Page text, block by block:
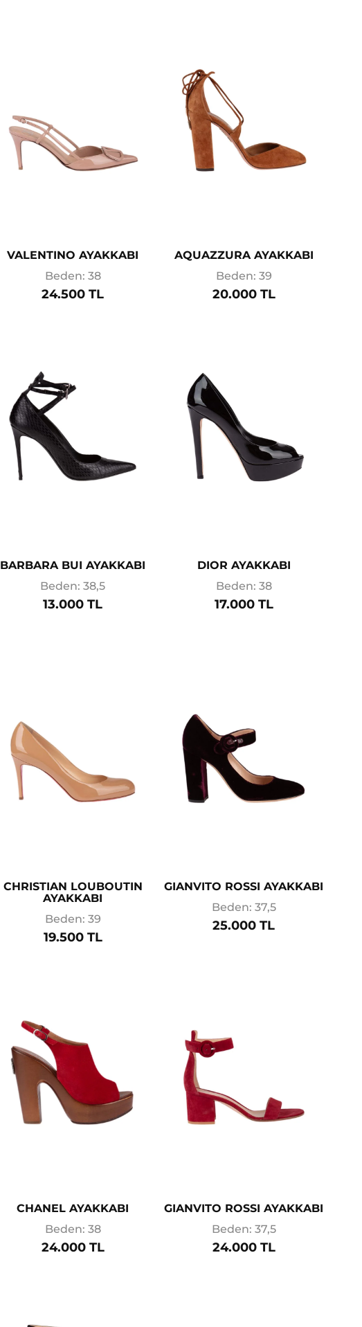
VALENTINO AYAKKABI
Beden: 38
24.500 TL
AQUAZZURA AYAKKABI
Beden: 39
20.000 TL
BARBARA BUI AYAKKABI
Beden: 38,5
13.000 TL
DIOR AYAKKABI
Beden: 38
17.000 TL
CHRISTIAN LOUBOUTIN
AYAKKABI
Beden: 39
19.500 TL
GIANVITO ROSSI AYAKKABI
Beden: 37,5
25.000 TL
CHANEL AYAKKABI
Beden: 38
24.000 TL
GIANVITO ROSSI AYAKKABI
Beden: 37,5
24.000 TL